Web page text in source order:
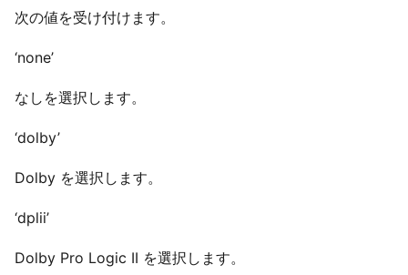
次の値を受け付けます。
‘none’
なしを選択します。
‘dolby’
Dolby を選択します。
‘dplii’
Dolby Pro Logic II を選択します。